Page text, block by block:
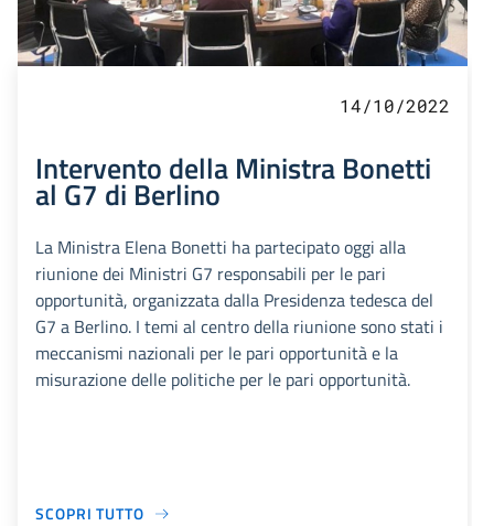
14/10/2022
Intervento della Ministra Bonetti
al G7 di Berlino
La Ministra Elena Bonetti ha partecipato oggi alla
riunione dei Ministri G7 responsabili per le pari
opportunità, organizzata dalla Presidenza tedesca del
G7 a Berlino. I temi al centro della riunione sono stati i
meccanismi nazionali per le pari opportunità e la
misurazione delle politiche per le pari opportunità.
SCOPRI TUTTO